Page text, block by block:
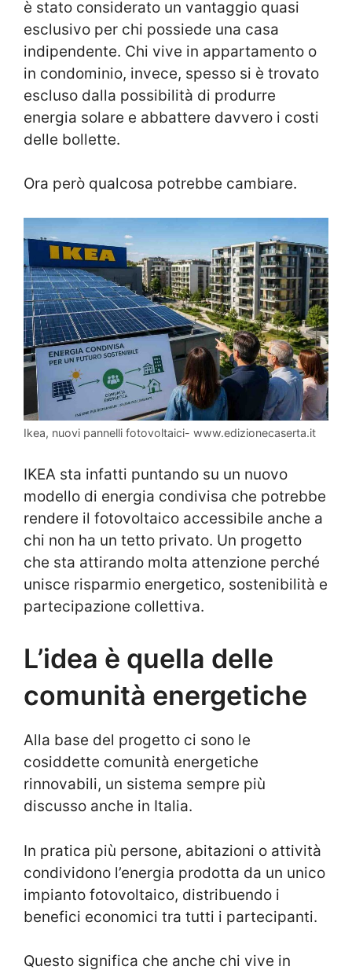
è stato considerato un vantaggio quasi
esclusivo per chi possiede una casa
indipendente. Chi vive in appartamento o
in condominio, invece, spesso si è trovato
escluso dalla possibilità di produrre
energia solare e abbattere davvero i costi
delle bollette.
Ora però qualcosa potrebbe cambiare.
Ikea, nuovi pannelli fotovoltaici- www.edizionecaserta.it
IKEA sta infatti puntando su un nuovo
modello di energia condivisa che potrebbe
rendere il fotovoltaico accessibile anche a
chi non ha un tetto privato. Un progetto
che sta attirando molta attenzione perché
unisce risparmio energetico, sostenibilità e
partecipazione collettiva.
L’idea è quella delle
comunità energetiche
Alla base del progetto ci sono le
cosiddette comunità energetiche
rinnovabili, un sistema sempre più
discusso anche in Italia.
In pratica più persone, abitazioni o attività
condividono l’energia prodotta da un unico
impianto fotovoltaico, distribuendo i
benefici economici tra tutti i partecipanti.
Questo significa che anche chi vive in